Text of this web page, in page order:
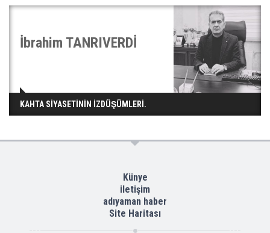
İbrahim TANRIVERDİ
KAHTA SİYASETİNİN İZDÜŞÜMLERİ.
Künye
iletişim
adıyaman haber
Site Haritası